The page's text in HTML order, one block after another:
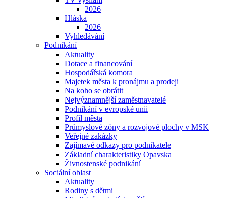
2026
Hláska
2026
Vyhledávání
Podnikání
Aktuality
Dotace a financování
Hospodářská komora
Majetek města k pronájmu a prodeji
Na koho se obrátit
Nejvýznamnější zaměstnavatelé
Podnikání v evropské unii
Profil města
Průmyslové zóny a rozvojové plochy v MSK
Veřejné zakázky
Zajímavé odkazy pro podnikatele
Základní charakteristiky Opavska
Živnostenské podnikání
Sociální oblast
Aktuality
Rodiny s dětmi